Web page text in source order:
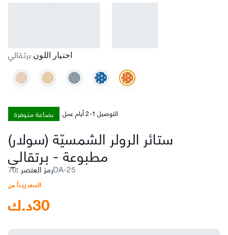
اختيار اللون برتقالي
بضاعة متوفرة التوصيل 1-2 أيام عمل
ستائر الرولر الشمسيّة (سولار)
مطبوعة- برتقالي
رمز العنصر : 70DA-25
السعر يبدأ من
د.ك30